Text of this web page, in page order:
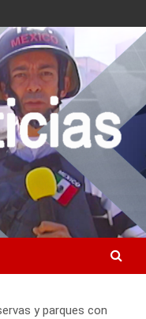
y parques con